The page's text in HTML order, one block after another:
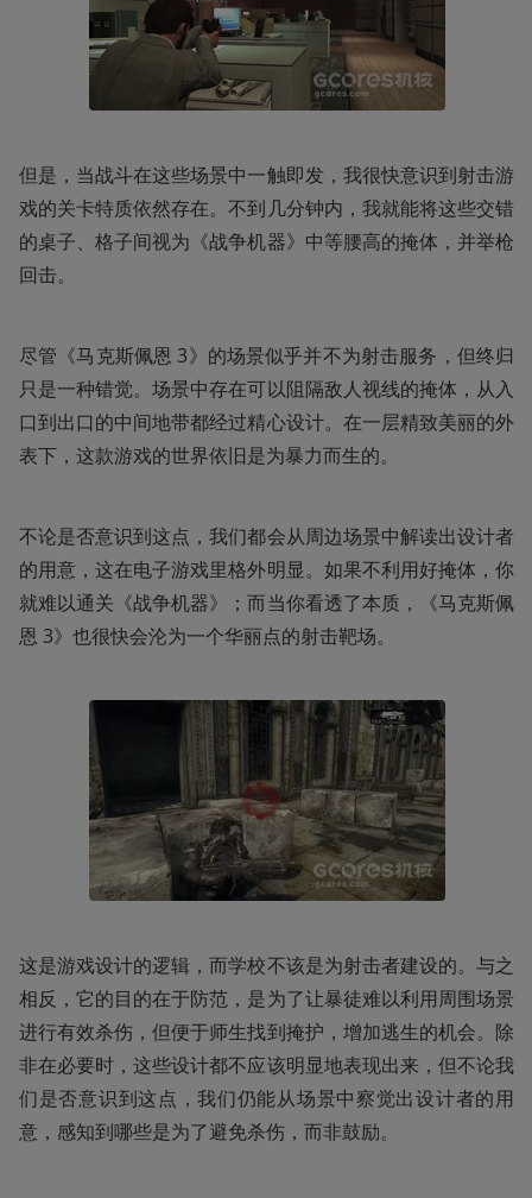
但是，当战斗在这些场景中一触即发，我很快意识到射击游
戏的关卡特质依然存在。不到几分钟内，我就能将这些交错
的桌子、格子间视为《战争机器》中等腰高的掩体，并举枪
回击。
尽管《马克斯佩恩 3》的场景似乎并不为射击服务，但终归
只是一种错觉。场景中存在可以阻隔敌人视线的掩体，从入
口到出口的中间地带都经过精心设计。在一层精致美丽的外
表下，这款游戏的世界依旧是为暴力而生的。
不论是否意识到这点，我们都会从周边场景中解读出设计者
的用意，这在电子游戏里格外明显。如果不利用好掩体，你
就难以通关《战争机器》；而当你看透了本质，《马克斯佩
恩 3》也很快会沦为一个华丽点的射击靶场。
这是游戏设计的逻辑，而学校不该是为射击者建设的。与之
相反，它的目的在于防范，是为了让暴徒难以利用周围场景
进行有效杀伤，但便于师生找到掩护，增加逃生的机会。除
非在必要时，这些设计都不应该明显地表现出来，但不论我
们是否意识到这点，我们仍能从场景中察觉出设计者的用
意，感知到哪些是为了避免杀伤，而非鼓励。